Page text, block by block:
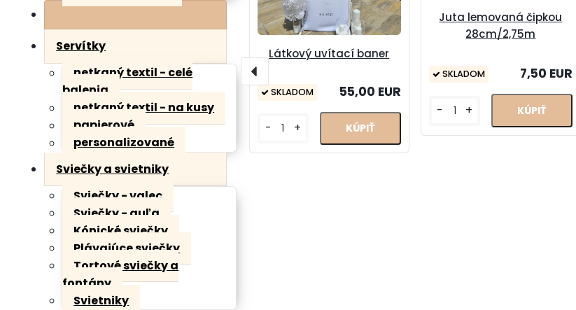
Servítky
netkaný textil - celé
balenia
netkaný textil - na kusy
papierové
personalizované
Sviečky a svietniky
Sviečky - valec
Sviečky - guľa
Kónické sviečky
Plávajúce sviečky
Tortové sviečky a
fontány
Svietniky
Látkový uvítací baner
55,00 EUR
- +
SKLADOM
Juta lemovaná čipkou
28cm/2,75m
7,50 EUR
- +
SKLADOM